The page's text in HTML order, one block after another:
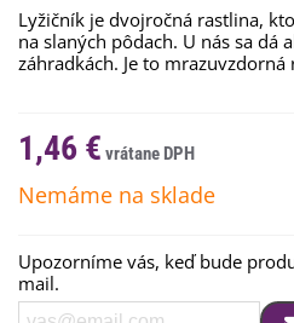
Lyžičník je dvojročná rastlina,
na slaných pôdach. U nás sa dá
záhradkách. Je to mrazuvzdorná
1,46 €
Nemáme na sklade
Upozorníme vás, keď bude
mail.